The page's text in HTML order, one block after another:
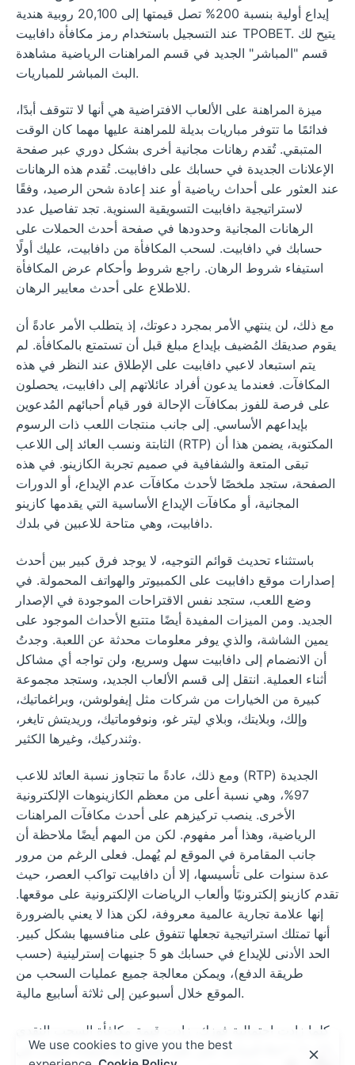
إيداع أولية بنسبة 200% تصل قيمتها إلى 20,100 روبية هندية
عند التسجيل باستخدام رمز مكافأة دافابيت TPOBET. يتيح لك
قسم "المباشر" الجديد في قسم المراهنات الرياضية مشاهدة
البث المباشر للمباريات.
ميزة المراهنة على الألعاب الافتراضية هي أنها لا تتوقف أبدًا،
فدائمًا ما تتوفر مباريات بديلة للمراهنة عليها مهما كان الوقت
المتبقي. تُقدم رهانات مجانية أخرى بشكل دوري عبر صفحة
الإعلانات الجديدة في حسابك على دافابيت. تُقدم هذه الرهانات
عند العثور على أحداث رياضية أو عند إعادة شحن الرصيد، وفقًا
لاستراتيجية دافابيت التسويقية السنوية. تجد تفاصيل عدد
الرهانات المجانية وحدودها في صفحة أحدث الحملات على
حسابك في دافابيت. لسحب المكافأة من دافابيت، عليك أولًا
استيفاء شروط الرهان. راجع شروط وأحكام عرض المكافأة
للاطلاع على أحدث معايير الرهان.
مع ذلك، لن ينتهي الأمر بمجرد دعوتك، إذ يتطلب الأمر عادةً أن
يقوم صديقك المُضيف بإيداع مبلغ قبل أن تستمتع بالمكافأة. لم
يتم استبعاد لاعبي دافابيت على الإطلاق عند النظر في هذه
المكافآت. فعندما يدعون أفراد عائلاتهم إلى دافابيت، يحصلون
على فرصة للفوز بمكافآت الإحالة فور قيام أحبائهم المُدعوين
بإيداعهم الأساسي. إلى جانب منتجات اللعب ذات الرسوم
الثابتة ونسب العائد إلى اللاعب (RTP) المكتوبة، يضمن هذا أن
تبقى المتعة والشفافية في صميم تجربة الكازينو. في هذه
الصفحة، ستجد ملخصًا لأحدث مكافآت عدم الإيداع، أو الدورات
المجانية، أو مكافآت الإيداع الأساسية التي يقدمها كازينو
دافابيت، وهي متاحة للاعبين في بلدك.
باستثناء تحديث قوائم التوجيه، لا يوجد فرق كبير بين أحدث
إصدارات موقع دافابيت على الكمبيوتر والهواتف المحمولة. في
وضع اللعب، ستجد نفس الاقتراحات الموجودة في الإصدار
الجديد. ومن الميزات المفيدة أيضًا متتبع الأحداث الموجود على
يمين الشاشة، والذي يوفر معلومات محدثة عن اللعبة. وجدتُ
أن الانضمام إلى دافابيت سهل وسريع، ولن تواجه أي مشاكل
أثناء العملية. انتقل إلى قسم الألعاب الجديد، وستجد مجموعة
كبيرة من الخيارات من شركات مثل إيفولوشن، وبراغماتيك،
وإلك، وبلايتك، وبلاي ليتر غو، ونوفوماتيك، وريديتش تايغر،
وثندركيك، وغيرها الكثير.
ومع ذلك، عادةً ما تتجاوز نسبة العائد للاعب (RTP) الجديدة
97%، وهي نسبة أعلى من معظم الكازينوهات الإلكترونية
الأخرى. ينصب تركيزهم على أحدث مكافآت المراهنات
الرياضية، وهذا أمر مفهوم. لكن من المهم أيضًا ملاحظة أن
جانب المقامرة في الموقع لم يُهمل. فعلى الرغم من مرور
عدة سنوات على تأسيسها، إلا أن دافابيت تواكب العصر، حيث
تقدم كازينو إلكترونيًا وألعاب الرياضات الإلكترونية على موقعها.
إنها علامة تجارية عالمية معروفة، لكن هذا لا يعني بالضرورة
أنها تمتلك استراتيجية تجعلها تتفوق على منافسيها بشكل كبير.
الحد الأدنى للإيداع في حسابك هو 5 جنيهات إسترلينية (حسب
طريقة الدفع)، ويمكن معالجة جميع عمليات السحب من
الموقع خلال أسبوعين إلى ثلاثة أسابيع مالية.
كلما زادت احتمالية فوزك، زادت قيمة مكافأة السحب النقدي
المتاحة. انقر على الخيار أدناه لإنشاء حساب في Avabet الآن
We use cookies to give you the best